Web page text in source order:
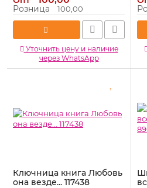
Артикул: 801306-УЦЕНКА
Розница 100,00
Уточнить цену и наличие
через WhatsApp
Ключница книга Любовь
она везде... 117438